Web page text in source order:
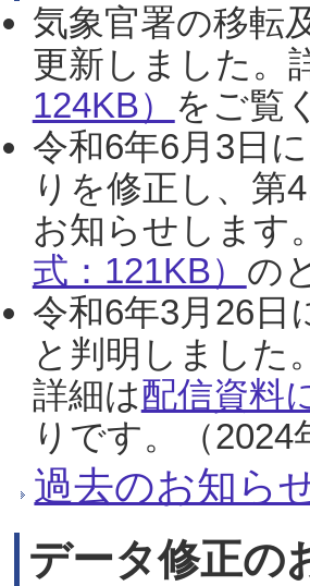
気象官署の移転
更新しました。
124KB） をご覧
令和6年6月3日
りを修正し、第
お知らせします
式：121KB） の
令和6年3月26日
と判明しました
詳細は配信資料
りです。（2024
過去のお知ら
データ修正の